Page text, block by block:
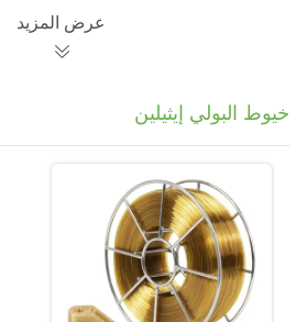
عرض المزيد
خيوط البولي إيثيلين